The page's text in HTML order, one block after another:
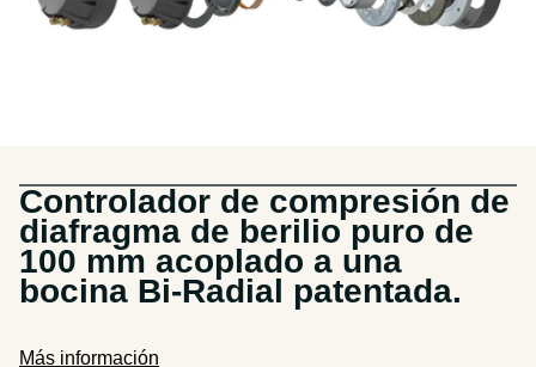
Controlador de compresión de
diafragma de berilio puro de
100 mm acoplado a una
bocina Bi-Radial patentada.
Más información